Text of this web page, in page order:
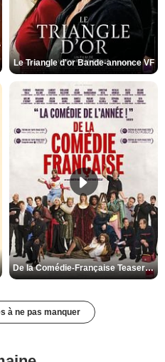
Le Triangle d'or Bande-annonce VF
De la Comédie-Française Teaser VF
à ne pas manquer